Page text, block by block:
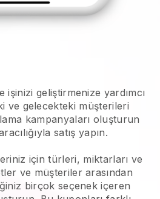
işinizi geliştirmenize yardımcı
ve gelecekteki müşterileri
kampanyaları oluşturun
satış yapın.
için türleri, miktarları ve
ve müşteriler arasından
birçok seçenek içeren